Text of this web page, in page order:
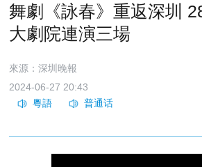
舞劇《詠春》重返深圳
大劇院連演三場
來源：深圳晚報
2024-06-27 20:43